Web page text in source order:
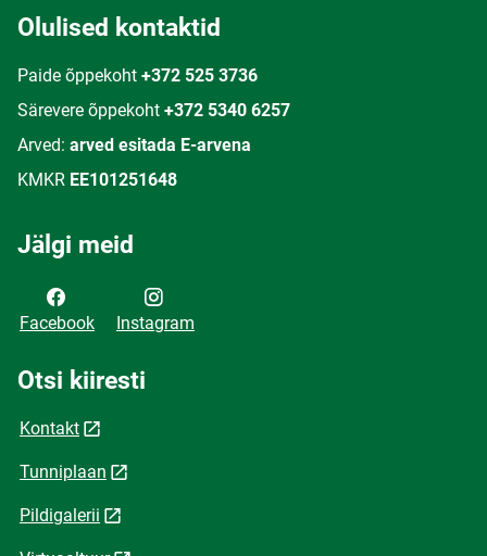
Olulised kontaktid
Paide õppekoht +372 525 3736
Särevere õppekoht +372 5340 6257
Arved: arved esitada E-arvena
KMKR EE101251648
Jälgi meid
Facebook Instagram
Otsi kiiresti
Kontakt
Tunniplaan
Pildigalerii